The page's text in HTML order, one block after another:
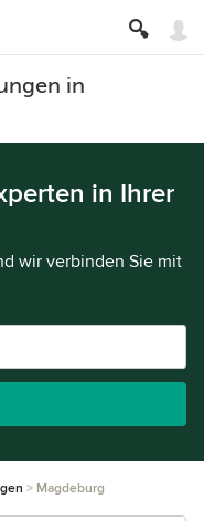
in
in Ihrer
wir verbinden Sie mit
Magdeburg